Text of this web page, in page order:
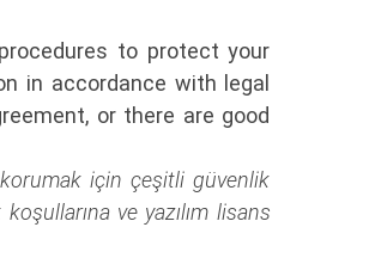
to protect your
in accordance with legal
or there are good
için çeşitli güvenlik
ve yazılım lisans